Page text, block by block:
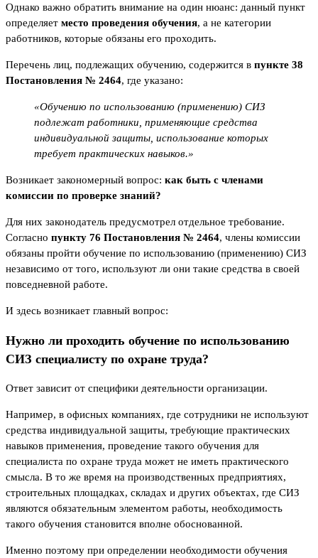
Однако важно обратить внимание на один нюанс: данный пункт
определяет место проведения обучения, а не категории
работников, которые обязаны его проходить.
Перечень лиц, подлежащих обучению, содержится в пункте 38
Постановления № 2464, где указано:
«Обучению по использованию (применению) СИЗ
подлежат работники, применяющие средства
индивидуальной защиты, использование которых
требует практических навыков.»
Возникает закономерный вопрос: как быть с членами
комиссии по проверке знаний?
Для них законодатель предусмотрел отдельное требование.
Согласно пункту 76 Постановления № 2464, члены комиссии
обязаны пройти обучение по использованию (применению) СИЗ
независимо от того, используют ли они такие средства в своей
повседневной работе.
И здесь возникает главный вопрос:
Нужно ли проходить обучение по использованию
СИЗ специалисту по охране труда?
Ответ зависит от специфики деятельности организации.
Например, в офисных компаниях, где сотрудники не используют
средства индивидуальной защиты, требующие практических
навыков применения, проведение такого обучения для
специалиста по охране труда может не иметь практического
смысла. В то же время на производственных предприятиях,
строительных площадках, складах и других объектах, где СИЗ
являются обязательным элементом работы, необходимость
такого обучения становится вполне обоснованной.
Именно поэтому при определении необходимости обучения